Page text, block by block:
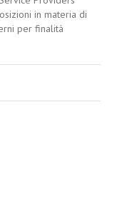
in materia di
per finalità